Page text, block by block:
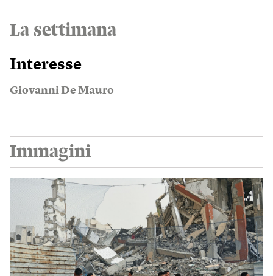
La settimana
Interesse
Giovanni De Mauro
Immagini